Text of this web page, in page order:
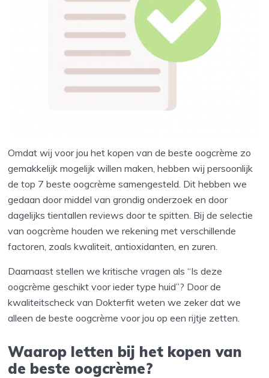
Omdat wij voor jou het kopen van de beste oogcrème zo
gemakkelijk mogelijk willen maken, hebben wij persoonlijk
de top 7 beste oogcrème samengesteld. Dit hebben we
gedaan door middel van grondig onderzoek en door
dagelijks tientallen reviews door te spitten. Bij de selectie
van oogcrème houden we rekening met verschillende
factoren, zoals kwaliteit, antioxidanten, en zuren.
Daarnaast stellen we kritische vragen als “Is deze
oogcrème geschikt voor ieder type huid”? Door de
kwaliteitscheck van Dokterfit weten we zeker dat we
alleen de beste oogcrème voor jou op een rijtje zetten.
Waarop letten bij het kopen van
de beste oogcrème?